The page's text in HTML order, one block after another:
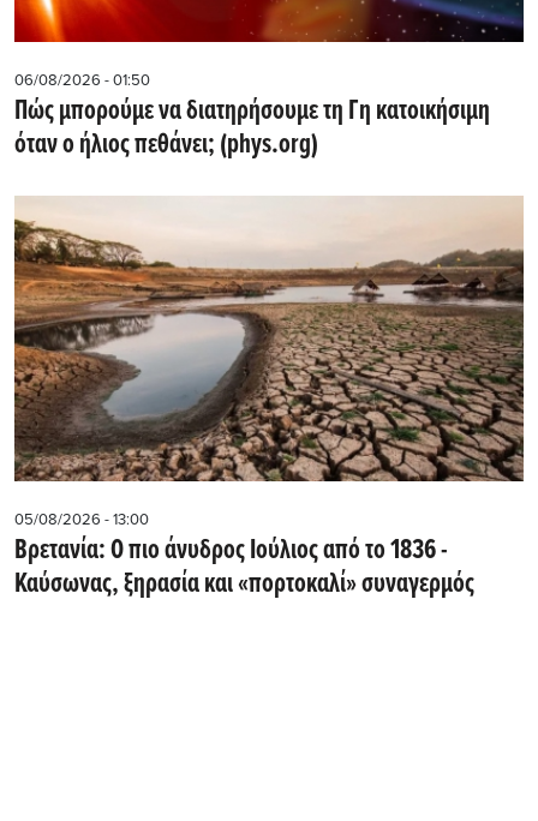
06/08/2026 - 01:50
Πώς μπορούμε να διατηρήσουμε τη Γη κατοικήσιμη
όταν ο ήλιος πεθάνει; (phys.org)
05/08/2026 - 13:00
Βρετανία: Ο πιο άνυδρος Ιούλιος από το 1836 -
Καύσωνας, ξηρασία και «πορτοκαλί» συναγερμός